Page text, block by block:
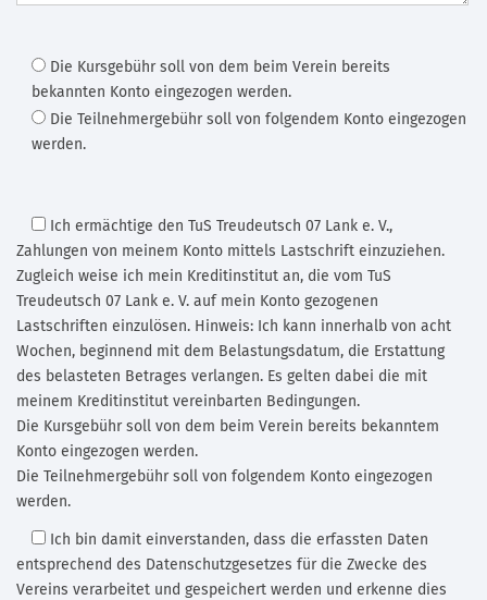
Die Kursgebühr soll von dem beim Verein bereits
bekannten Konto eingezogen werden.
Die Teilnehmergebühr soll von folgendem Konto eingezogen
werden.
Ich ermächtige den TuS Treudeutsch 07 Lank e. V.,
Zahlungen von meinem Konto mittels Lastschrift einzuziehen.
Zugleich weise ich mein Kreditinstitut an, die vom TuS
Treudeutsch 07 Lank e. V. auf mein Konto gezogenen
Lastschriften einzulösen. Hinweis: Ich kann innerhalb von acht
Wochen, beginnend mit dem Belastungsdatum, die Erstattung
des belasteten Betrages verlangen. Es gelten dabei die mit
meinem Kreditinstitut vereinbarten Bedingungen.
Die Kursgebühr soll von dem beim Verein bereits bekanntem
Konto eingezogen werden.
Die Teilnehmergebühr soll von folgendem Konto eingezogen
werden.
Ich bin damit einverstanden, dass die erfassten Daten
entsprechend des Datenschutzgesetzes für die Zwecke des
Vereins verarbeitet und gespeichert werden und erkenne dies